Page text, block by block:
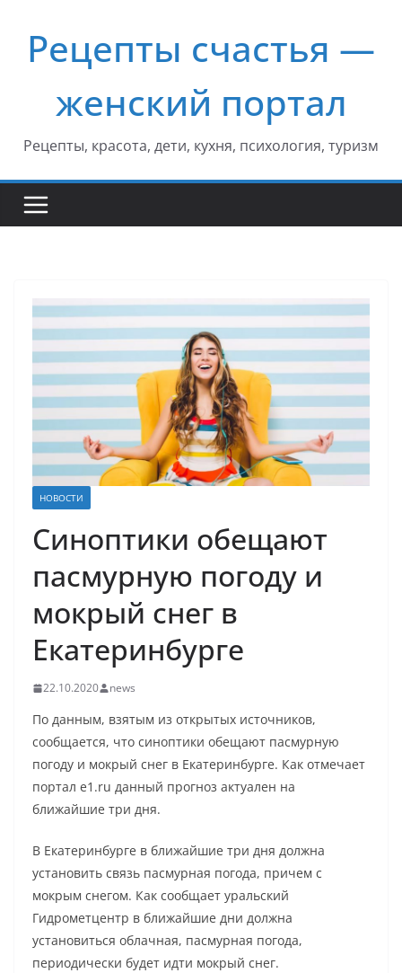
содержимому
Рецепты счастья —
женский портал
Рецепты, красота, дети, кухня, психология, туризм
НОВОСТИ
Синоптики обещают
пасмурную погоду и
мокрый снег в
Екатеринбурге
22.10.2020 news
По данным, взятым из открытых источников,
сообщается, что синоптики обещают пасмурную
погоду и мокрый снег в Екатеринбурге. Как отмечает
портал e1.ru данный прогноз актуален на
ближайшие три дня.
В Екатеринбурге в ближайшие три дня должна
установить связь пасмурная погода, причем с
мокрым снегом. Как сообщает уральский
Гидрометцентр в ближайшие дни должна
установиться облачная, пасмурная погода,
периодически будет идти мокрый снег.